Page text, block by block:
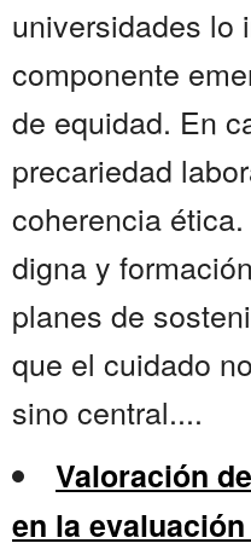
universidades lo
componente
de equidad. En
precariedad
coherencia
digna y
planes de
que el cuidado
sino central....
Valoración
en la